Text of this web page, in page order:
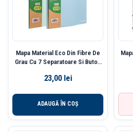
Mapa Material Eco Din Fibre De
Grau Cu 7 Separatoare Si Buton
23,00 lei
ADAUGĂ ÎN COȘ